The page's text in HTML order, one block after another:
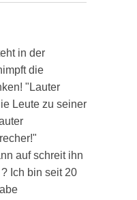
in der
die
"Lauter
Leute zu seiner
auf schreit ihn
Ich bin seit 20